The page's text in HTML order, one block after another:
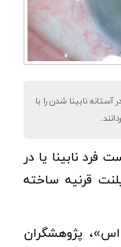
نابینا شدن را با
فرد نابینا یا در
قرنیه ساخته
پژوهشگران